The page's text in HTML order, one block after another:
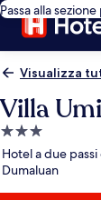
Passa alla
Visualizza
Villa
Struttura
a
3.0
stelle
Hotel a due
Dumaluan